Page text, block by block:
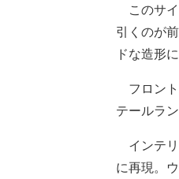
このサイ
引くのが
ドな造形
フロント
テールラ
インテリ
に再現。